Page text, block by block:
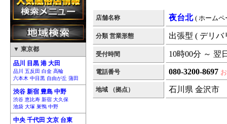
▼ 東京都
品川 目黒 港 大田
品川 五反田 白金 高輪
六本木 中目黒 自由が丘 蒲田
渋谷 新宿 豊島 中野
渋谷 恵比寿 新宿 大久保
池袋 大塚 巣鴨 中野
中央 千代田 文京 台東
店舗名称 夜台北 ( ホームペ
分類 営業形態 出張型 ( デリバ
受付時間 10時00分 ～ 翌
電話番号 080-3200-8697
地域 （拠点） 石川県 金沢市